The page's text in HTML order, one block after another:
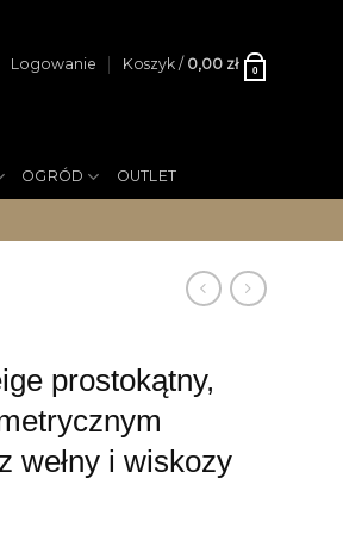
Logowanie Koszyk / 0,00 zł 0
OGRÓD OUTLET
prostokątny,
wełny i wiskozy